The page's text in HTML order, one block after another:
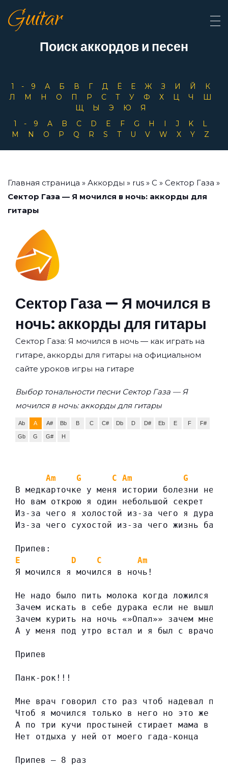
Guitar
Поиск аккордов и песен
1-9 А Б В Г Д Ё Е Ж З И Й
К
Л
М Н О П Р С Т У Ф Х Ц Ч
Ш
Щ
Ы Э Ю
Я
1-9
A B C D E F G H I J K
L
M
N O P Q R S T U V W X Y Z
Главная страница » Аккорды » rus » С » Сектор Газа »
Сектор Газа — Я мочился в ночь: аккорды для
гитары
Сектор Газа — Я мочился в
ночь: аккорды для гитары
Сектор Газа: Я мочился в ночь — как играть на
гитаре, аккорды для гитары на официальном
сайте уроков игры на гитаре
Выбор тональности песни Сектор Газа — Я
мочился в ночь: аккорды для гитары
Ab A A# Bb B C C# Db D D# Eb E F F#
Gb G G# H
Am G C Am G
В медкарточке у меня истории болезни нет
Но вам открою я один небольшой секрет
Из-за чего я холостой из-за чего я дурак
Из-за чего сухостой из-за чего жизнь
Припев:
E
D C
Am
Я мочился я мочился в ночь!
Не надо было пить молока когда ложился
Зачем искать в себе дурака если не вышла
Зачем курить на ночь «»Опал»» зачем мне
А у меня под утро встал и я был с врачом
Припев
Панк-рок!!!
Мне врач говорил сто раз чтоб надевал
Чтоб я мочился только в него но это же
А по три кучи простыней стирает мама в
Нет отдыха у ней от моего гада-конца
Припев — 8 раз